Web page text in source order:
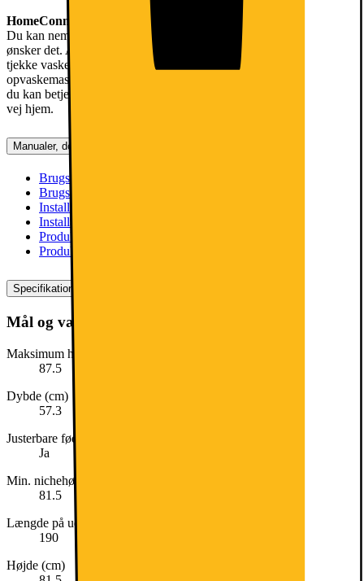
HomeConnect
Du kan nemt styre dit apparat fra hvor som helst, når som helst du
ønsker det. Apparatet bruger trådløst hjemmenetværk, så du kan
tjekke vaskecyklussen, indstille programmet eller tænde for
opvaskemaskinen via en brugervenlig app. Dette sparer din tid, da
du kan betjene opvaskemaskinen fra arbejde, supermarked eller på
vej hjem.
Manualer, downloads, garanti og support
Brugsanvisning 1 (engelsk)
Brugsanvisning 1 (dansk)
Installationsvejledning (engelsk)
Installationsvejledning (dansk)
Produktdatablad (engelsk)
Produktdatablad (dansk)
Specifikationer
Mål og vægt
Maksimum højde (cm)
87.5
Dybde (cm)
57.3
Justerbare fødder
Ja
Min. nichehøjde
81.5
Længde på udledningsslange (cm)
190
Højde (cm)